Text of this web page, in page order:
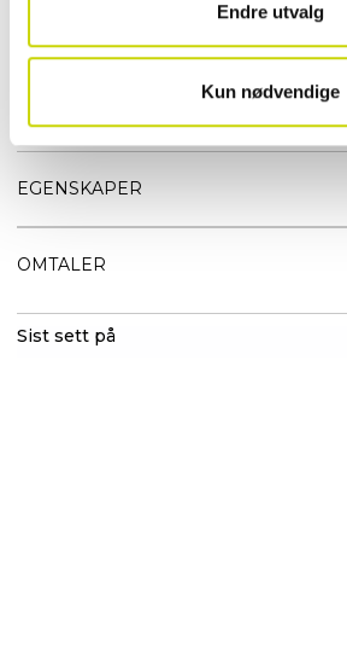
Endre utvalg
Kun nødvendige
• 100 % tovet ull – varm, slitesterk og naturlig
• Tidløst og anvendelig design
• God isolasjon for kalde vinterdager
EGENSKAPER
OMTALER
Sist sett på